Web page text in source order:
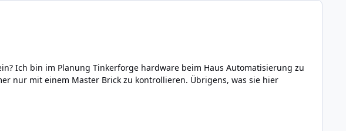
Ich bin im Planung Tinkerforge hardware beim Haus Automatisierung zu
nur mit einem Master Brick zu kontrollieren. Übrigens, was sie hier